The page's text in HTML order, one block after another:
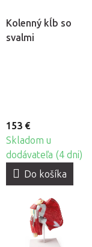
Kolenný kĺb so
svalmi
153 €
Skladom u
dodávateľa (4 dni)
Do košíka